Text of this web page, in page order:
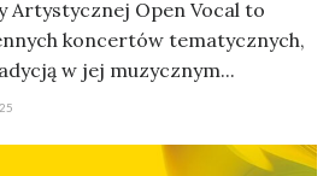
Artystycznej Open Vocal to
koncertów tematycznych,
w jej muzycznym...